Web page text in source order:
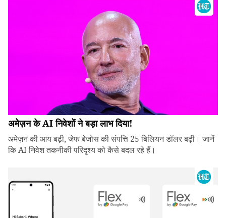
अमेज़न के AI निवेशों ने बड़ा लाभ दिया!
अमेज़न की आय बढ़ी, जेफ बेजोस की संपत्ति 25 बिलियन डॉलर बढ़ी। जानें
कि AI निवेश तकनीकी परिदृश्य को कैसे बदल रहे हैं।